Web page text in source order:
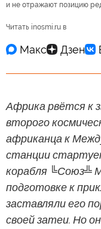
и не отражают позицию
Читать inosmi.ru в
Африка рвётся к
второго
африканца к
станции
корабля ╚Союз╩
подготовке к
заставляли его
своей затеи. Но